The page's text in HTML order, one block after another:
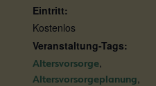
Eintritt:
Kostenlos
Veranstaltung-Tags:
Altersvorsorge,
Altersvorsorgeplanung,